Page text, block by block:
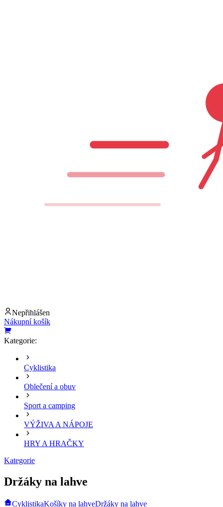
Nepřihlášen
Nákupní košík
Kategorie:
Cyklistika
Oblečení a obuv
Sport a camping
VÝŽIVA A NÁPOJE
HRY A HRAČKY
Kategorie
Držáky na lahve
CyklistikaKošíky na lahveDržáky na lahve